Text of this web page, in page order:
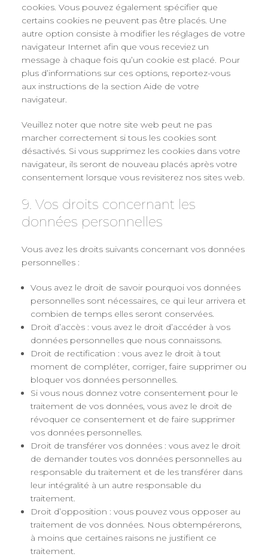
cookies. Vous pouvez également spécifier que
certains cookies ne peuvent pas être placés. Une
autre option consiste à modifier les réglages de votre
navigateur Internet afin que vous receviez un
message à chaque fois qu’un cookie est placé. Pour
plus d’informations sur ces options, reportez-vous
aux instructions de la section Aide de votre
navigateur.
Veuillez noter que notre site web peut ne pas
marcher correctement si tous les cookies sont
désactivés. Si vous supprimez les cookies dans votre
navigateur, ils seront de nouveau placés après votre
consentement lorsque vous revisiterez nos sites web.
9. Vos droits concernant les
données personnelles
Vous avez les droits suivants concernant vos données
personnelles :
Vous avez le droit de savoir pourquoi vos données
personnelles sont nécessaires, ce qui leur arrivera et
combien de temps elles seront conservées.
Droit d’accès : vous avez le droit d’accéder à vos
données personnelles que nous connaissons.
Droit de rectification : vous avez le droit à tout
moment de compléter, corriger, faire supprimer ou
bloquer vos données personnelles.
Si vous nous donnez votre consentement pour le
traitement de vos données, vous avez le droit de
révoquer ce consentement et de faire supprimer
vos données personnelles.
Droit de transférer vos données : vous avez le droit
de demander toutes vos données personnelles au
responsable du traitement et de les transférer dans
leur intégralité à un autre responsable du
traitement.
Droit d’opposition : vous pouvez vous opposer au
traitement de vos données. Nous obtempérerons,
à moins que certaines raisons ne justifient ce
traitement.